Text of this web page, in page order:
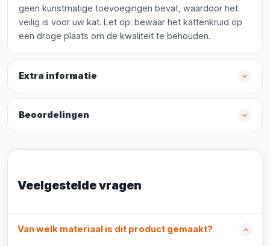
geen kunstmatige toevoegingen bevat, waardoor het
veilig is voor uw kat. Let op: bewaar het kattenkruid op
een droge plaats om de kwaliteit te behouden.
Extra informatie
Beoordelingen
Veelgestelde vragen
Van welk materiaal is dit product gemaakt?